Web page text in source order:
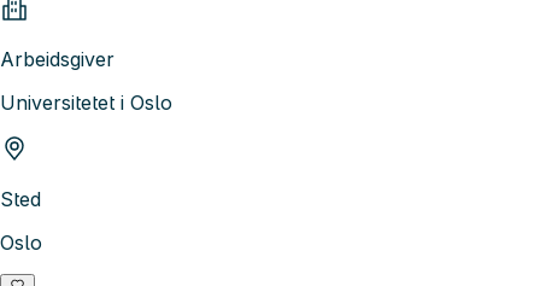
Arbeidsgiver
Universitetet i Oslo
Sted
Oslo